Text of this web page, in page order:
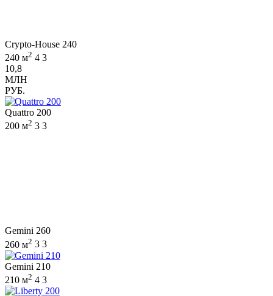
Crypto-House 240
240 м2 4 3
10,8
МЛН
РУБ.
Quattro 200
200 м2 3 3
Gemini 260
260 м2 3 3
Gemini 210
210 м2 4 3